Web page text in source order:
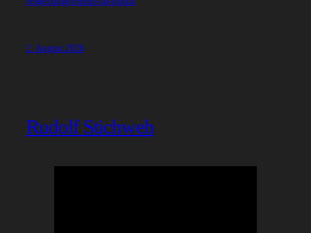
2. August 2026
Rudolf Stichweh